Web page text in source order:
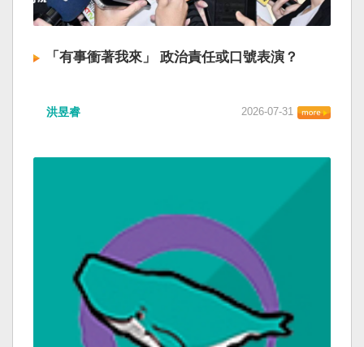
「有事衝著我來」 政治責任或口號表演？
洪昱睿 2026-07-31